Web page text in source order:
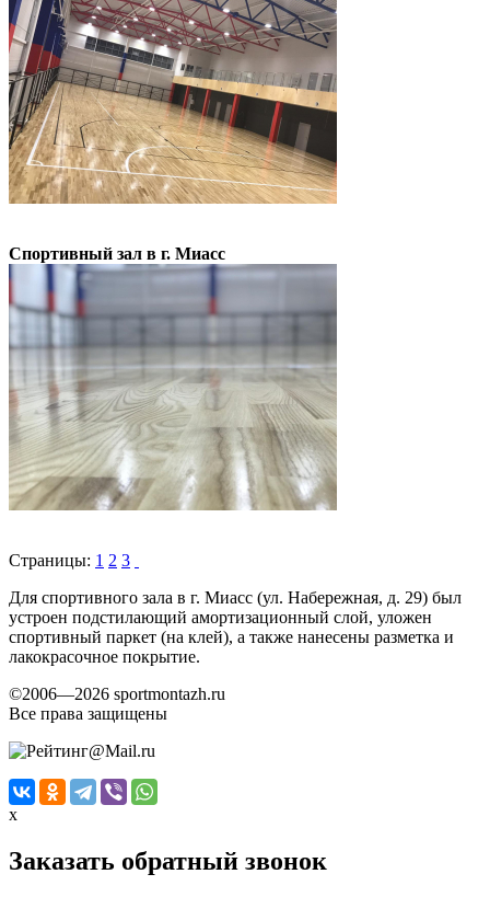
Спортивный зал в г. Миасс
Страницы: 1 2 3
Для спортивного зала в г. Миасс (ул. Набережная, д. 29) был
устроен подстилающий амортизационный слой, уложен
спортивный паркет (на клей), а также нанесены разметка и
лакокрасочное покрытие.
©2006—2026 sportmontazh.ru
Все права защищены
x
Заказать обратный звонок